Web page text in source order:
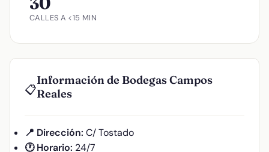
CALLES A <15 MIN
📋
Información de Bodegas Campos
Reales
📍 Dirección: C/ Tostado
🕐 Horario: 24/7